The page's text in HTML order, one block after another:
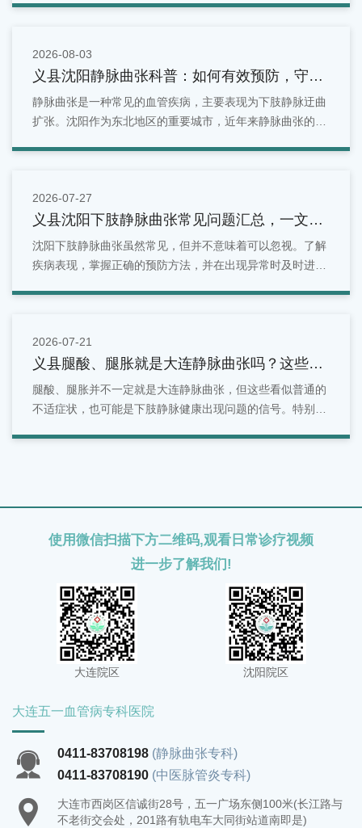
2026-08-03
义县沈阳静脉曲张科普：如何有效预防，守护
你的健康血管
静脉曲张是一种常见的血管疾病，主要表现为下肢静脉迂曲
扩张。沈阳作为东北地区的重要城市，近年来静脉曲张的发
2026-07-27
义县沈阳下肢静脉曲张常见问题汇总，一文看
懂
沈阳下肢静脉曲张虽然常见，但并不意味着可以忽视。了解
疾病表现，掌握正确的预防方法，并在出现异常时及时进行
2026-07-21
义县腿酸、腿胀就是大连静脉曲张吗？这些症
状别忽视
腿酸、腿胀并不一定就是大连静脉曲张，但这些看似普通的
不适症状，也可能是下肢静脉健康出现问题的信号。特别是
使用微信扫描下方二维码,观看日常诊疗视频
进一步了解我们!
大连院区 沈阳院区
大连五一血管病专科医院
0411-83708198 (静脉曲张专科)
0411-83708190 (中医脉管炎专科)
大连市西岗区信诚街28号，五一广场东侧100米(长江路与
不老街交会处，201路有轨电车大同街站道南即是)